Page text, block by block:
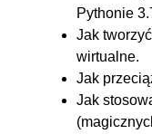
3.22. Metoda
__reduce__ a
3.23. Metody
uruchamiane, gdy
metaklasę
Pythonie
Jak
wirtualne.
Jak
Jak